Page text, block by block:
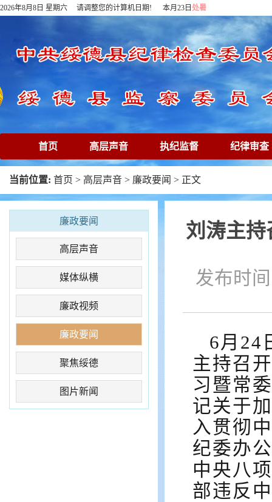
2026年8月8日 星期六 请调整您的计算机日期! 本月23日 处暑
首页 高层声音 执纪监督 纪律审查
下载专区 在线访谈 清廉镜鉴
当前位置: 首页 > 高层声音 > 廉政要闻 > 正文
廉政要闻
高层声音
媒体纵横
廉政视频
廉政要闻
聚焦绥德
图片新闻
刘涛主
发布时
6月24
主持召
习暨常
记关于
入贯彻
纪委办
中央八
部违反